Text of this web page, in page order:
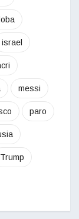
israel
messi
paro
Trump